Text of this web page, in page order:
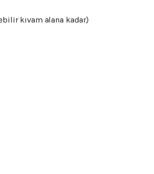
kıvam alana kadar)